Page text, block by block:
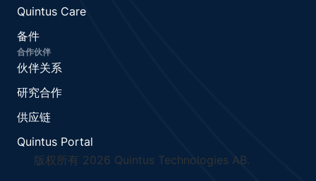
Quintus Care
备件
合作伙伴
伙伴关系
研究合作
供应链
Quintus Portal
版权所有 2026 Quintus Technologies AB.